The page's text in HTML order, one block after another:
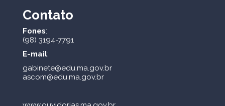
Contato
Fones:
(98) 3194-7791
E-mail:
gabinete@edu.ma.gov.br
ascom@edu.ma.gov.br